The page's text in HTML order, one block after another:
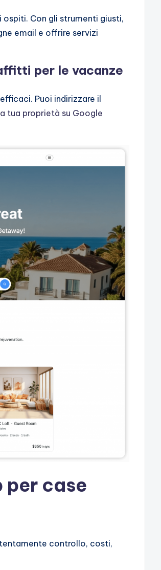
Con gli strumenti giusti,
email e offrire servizi
per le vacanze
Puoi indirizzare il
tua proprietà su Google
per case
controllo, costi,